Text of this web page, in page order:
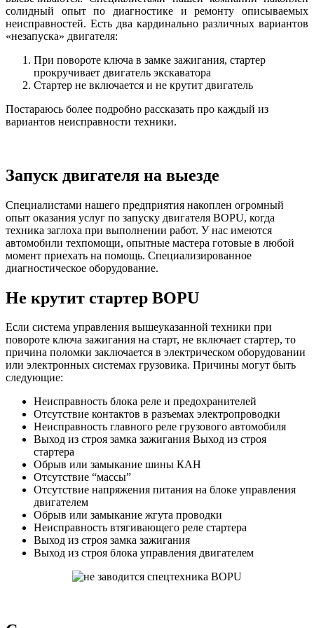
солидный опыт по диагностике и ремонту описываемых
неисправностей. Есть два кардинально различных вариантов
«незапуска» двигателя:
При повороте ключа в замке зажигания, стартер
прокручивает двигатель экскаватора
Стартер не включается и не крутит двигатель
Постараюсь более подробно рассказать про каждый из
вариантов неисправности техники.
Запуск двигателя на выезде
Специалистами нашего предприятия накоплен огромный
опыт оказания услуг по запуску двигателя BOPU, когда
техника заглоха при выполнении работ. У нас имеются
автомобили техпомощи, опытные мастера готовые в любой
момент приехать на помощь. Специализированное
диагностическое оборудование.
Не крутит стартер BOPU
Если система управления вышеуказанной техники при
повороте ключа зажигания на старт, не включает стартер, то
причина поломки заключается в электрическом оборудовании
или электронных системах грузовика. Причины могут быть
следующие:
Неисправность блока реле и предохранителей
Отсутствие контактов в разъемах электропроводки
Неисправность главного реле грузового автомобиля
Выход из строя замка зажигания Выход из строя
стартера
Обрыв или замыкание шины КАН
Отсутствие “массы”
Отсутствие напряжения питания на блоке управления
двигателем
Обрыв или замыкание жгута проводки
Неисправность втягивающего реле стартера
Выход из строя замка зажигания
Выход из строя блока управления двигателем